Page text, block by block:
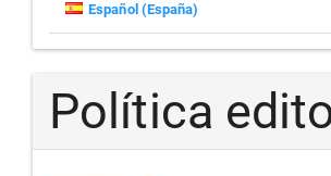
Español (España)
Política